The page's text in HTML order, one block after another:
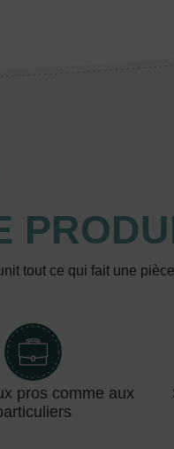
tout ce qui fait une
pros comme aux